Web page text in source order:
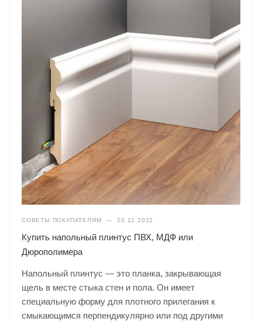
СОВЕТЫ ПОКУПАТЕЛЯМ — 20.12.2022
Купить напольный плинтус ПВХ, МДФ или
Дюрополимера
Напольный плинтус — это планка, закрывающая
щель в месте стыка стен и пола. Он имеет
специальную форму для плотного прилегания к
смыкающимся перпендикулярно или под другими